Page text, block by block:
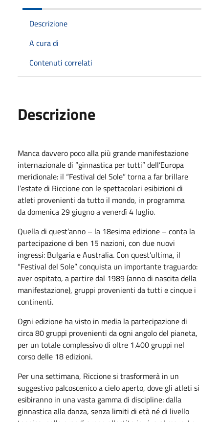
Descrizione
A cura di
Contenuti correlati
Descrizione
Manca davvero poco alla più grande manifestazione
internazionale di “ginnastica per tutti” dell’Europa
meridionale: il “Festival del Sole” torna a far brillare
l’estate di Riccione con le spettacolari esibizioni di
atleti provenienti da tutto il mondo, in programma
da domenica 29 giugno a venerdì 4 luglio.
Quella di quest’anno – la 18esima edizione – conta la
partecipazione di ben 15 nazioni, con due nuovi
ingressi: Bulgaria e Australia. Con quest’ultima, il
“Festival del Sole” conquista un importante traguardo:
aver ospitato, a partire dal 1989 (anno di nascita della
manifestazione), gruppi provenienti da tutti e cinque i
continenti.
Ogni edizione ha visto in media la partecipazione di
circa 80 gruppi provenienti da ogni angolo del pianeta,
per un totale complessivo di oltre 1.400 gruppi nel
corso delle 18 edizioni.
Per una settimana, Riccione si trasformerà in un
suggestivo palcoscenico a cielo aperto, dove gli atleti si
esibiranno in una vasta gamma di discipline: dalla
ginnastica alla danza, senza limiti di età né di livello